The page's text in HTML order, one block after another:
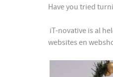
Have you tried
iT-novative is al
websites en